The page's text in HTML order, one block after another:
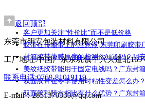
客户更加关注“性价比”而不是低价格
胶带在传输带上的注意点,东莞印刷胶带
封箱胶带薄膜厚度的检测你知道吗？明
美纹纸胶带能用于固定电线吗？广东封
双面胶带在冬季使用时粘性变差怎么办
双面胶和胶水相比有什么优势？广东封
返回顶部
东莞市明安包装材料有限公司
工厂地址:中国广东东坑镇中兴大道北169
联系电话:0769-81019119
E-mail：2851370330@qq.com